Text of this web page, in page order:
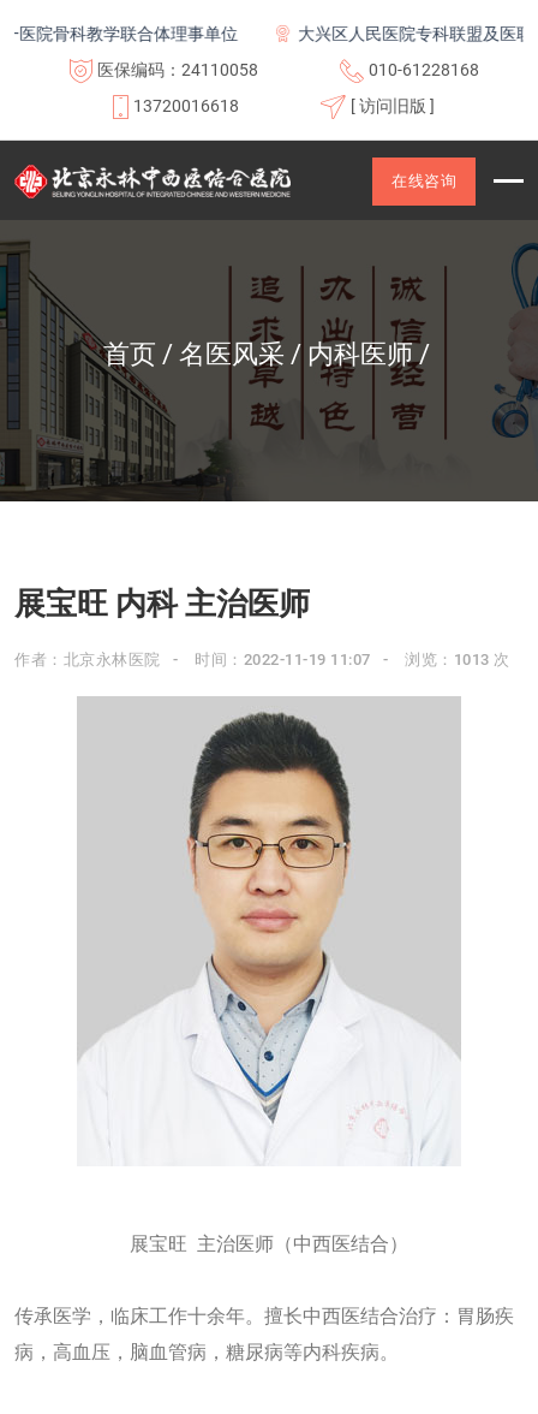
院骨科教学联合体理事单位
大兴区人民医院专科联盟及医联体
医保编码：24110058
010-61228168
13720016618
[ 访问旧版 ]
在线咨询
首页 名医风采 内科医师
展宝旺 内科 主治医师
作者：北京永林医院 时间：2022-11-19 11:07 浏览：1013 次
展宝旺 主治医师（中西医结合）
传承医学，临床工作十余年。擅长中西医结合治疗：胃肠疾
病，高血压，脑血管病，糖尿病等内科疾病。